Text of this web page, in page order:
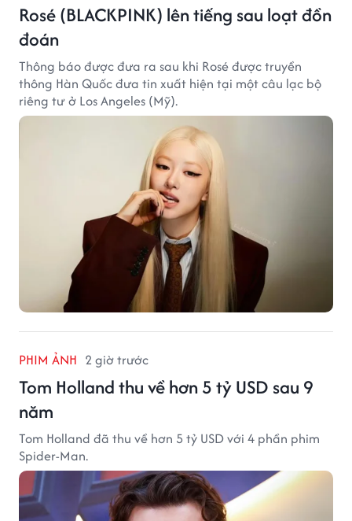
Rosé (BLACKPINK) lên tiếng sau loạt đồn
đoán
Thông báo được đưa ra sau khi Rosé được truyền
thông Hàn Quốc đưa tin xuất hiện tại một câu lạc bộ
riêng tư ở Los Angeles (Mỹ).
PHIM ẢNH 2 giờ trước
Tom Holland thu về hơn 5 tỷ USD sau 9
năm
Tom Holland đã thu về hơn 5 tỷ USD với 4 phần phim
Spider-Man.